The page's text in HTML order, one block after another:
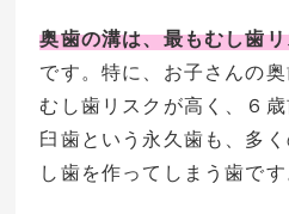
奥歯の溝は、最もむし歯
です。特に、お子さんの
むし歯リスクが高く、６
臼歯という永久歯も、多
し歯を作ってしまう歯です